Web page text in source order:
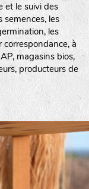
et le suivi des
semences, les
les
à
magasins bios,
producteurs de